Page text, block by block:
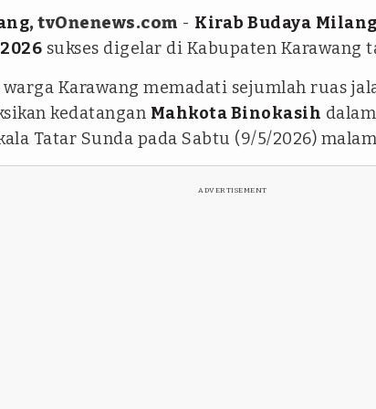
, tvOnenews.com - Kirab Budaya
sukses digelar di Kabupaten Karawang
Karawang memadati sejumlah ruas
kedatangan Mahkota Binokasih
Tatar Sunda pada Sabtu (9/5/2026)
ADVERTISEMENT